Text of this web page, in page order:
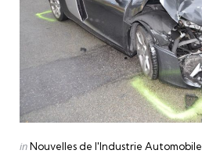
Categories
Posted
inNouvelles de l'Industrie Automobile